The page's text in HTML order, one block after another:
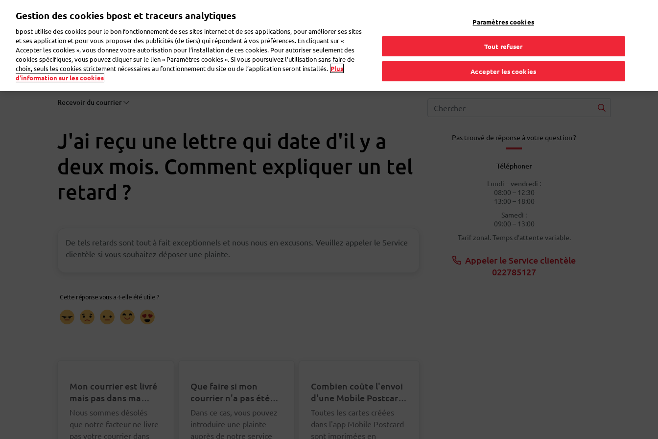
principal
Résidentiel
Envoyer un colis Recevoir un colis Envoyer une lettre Déménagement Questions fréquentes eShop
Recevoir du courrier
J'ai reçu une lettre qui date d'il y a
deux mois. Comment expliquer un tel
retard ?
De tels retards sont tout à fait exceptionnels et nous nous en excusons. Veuillez appeler le Service
clientèle si vous souhaitez déposer une plainte.
Mon courrier est livré
mais pas dans ma
boîte aux lettres. Que
puis-je faire ?
Nous sommes désolés
que notre facteur ne livre
pas votre courrier dans
Que faire si mon
courrier n'a pas été
distribué ?
Dans ce cas, vous pouvez
introduire une plainte
auprès de notre service
Combien coûte l'envoi
d'une Mobile Postcard
?
Toutes les cartes créées
dans l'app Mobile Postcard
sont imprimées en
Pas trouvé de réponse à votre question ?
Téléphoner
Lundi – vendredi :
08:00 – 12:30
13:00 – 18:00
Samedi :
09:00 – 13:00
Tarif zonal. Temps d’attente variable.
Appeler le Service clientèle
022785127
Gestion des cookies bpost et traceurs analytiques
bpost utilise des cookies pour le bon fonctionnement de ses sites internet et de ses applications, pour améliorer ses sites
et ses application et pour vous proposer des publicités (de tiers) qui répondent à vos préférences. En cliquant sur «
Accepter les cookies », vous donnez votre autorisation pour l’installation de ces cookies. Pour autoriser seulement des
cookies spécifiques, vous pouvez cliquer sur le lien « Paramètres cookies ». Si vous poursuivez l’utilisation sans faire de
choix, seuls les cookies strictement nécessaires au fonctionnement du site ou de l’application seront installés. Plus
d’information sur les cookies
Paramètres cookies
Tout refuser
Accepter les cookies